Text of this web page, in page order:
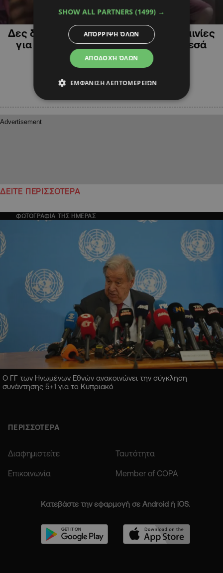
ΠΟΛΙΤΙΣΜΟΣ
Δες δωρεάν τις πέντε υποψήφιες ταινίες
για LUX Award, μια κυπριακή ανάμεσά
τους
ΔΕΙΤΕ ΠΕΡΙΣΣΟΤΕΡΑ
ΦΩΤΟΓΡΑΦΙΑ ΤΗΣ ΗΜΕΡΑΣ
Ο ΓΓ των Ηνωμένων Εθνών ανακοινώνει την σύγκληση
συνάντησης 5+1 για το Κυπριακό
ΠΕΡΙΣΣΟΤΕΡΑ
Διαφημιστείτε Ταυτότητα
Επικοινωνία Member of COPA
Κατεβάστε την εφαρμογή σε Android ή iOS.
SHOW ALL PARTNERS (1499) →
ΑΠΟΔΟΧΉ ΌΛΩΝ
ΑΠΌΡΡΙΨΗ ΌΛΩΝ
ΕΜΦΆΝΙΣΗ ΛΕΠΤΟΜΕΡΕΙΏΝ